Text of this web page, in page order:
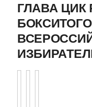
ГЛАВА